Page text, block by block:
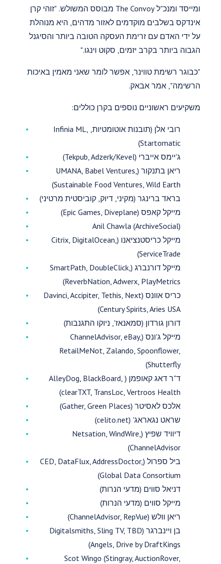
ומייסד ומנכ"ל The Convoy מבוסס המשולש. "זוהי קרן
אינדקס בשלבים מוקדמים לאזור מדהים, היא מנוהלת
על ידי האדם עם זרימת העסקה הטובה ביותר והסיגנל
הגבוה ביותר בקרב יזמים, סקוט וינגו."
"כבוגר רשימת טווינר, אפשר לומר שאני מאמין באיכות
הרשימה", אמר אבאק.
משקיעים ראשוניים נוספים בקרן כוללים:
רובי אלן (תובנות אוטומטיות, Infinia ML,
Startomatic)
ג'יימס אייברי (Tekpub, Adzerk/Kevel)
ריאן בתנקור (UMANA, Babel Ventures,
Sustainable Food Ventures, Wild Earth)
בראד ברינגר (מקיני, דיוק, קוביסטית מרטיני)
מייקל קאפס (Epic Games, Diveplane)
Anil Chawla (ArchiveSocial)
מייקל כריסטנציאנו (Citrix, DigitalOcean,
ServiceTrade)
מייקל דורנברג (SmartPath, DoubleClick,
ReverbNation, Adwerx, PlayMetrics)
כריס אוונס (Davinci, Accipiter, Tethis, Next
Century Spirits, Aries USA)
דורון גורדון (סמאנאז', ניוקו התגנבות)
מייקל ג'ונס (ChannelAdvisor, eBay,
RetailMeNot, Zalando, Spoonflower,
Shutterfly)
ד"ר דאג קאופמן ( AlleyDog, BlackBoard,
clearTXT, TransLoc, Vertroos Health)
אלכס לאסיטר (Gather, Green Places)
שראט נגאראג' (celito.net)
דיוויד שפיץ (Netsation, WindWire,
ChannelAdvisor)
ביל ספרול (CED, DataFlux, AddressDoctor,
Global Data Consortium)
דניאל סווים (מדעי הנרות)
מייקל סווים (מדעי הנרות)
ריאן וולש (ChannelAdvisor, RepVue)
בן ויינברגר (Digitalsmiths, Sling TV, TBD
Angels, Drive by DraftKings)
Scot Wingo (Stingray, AuctionRover,